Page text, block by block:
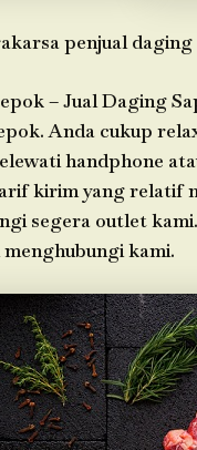
penjual
– Jual Daging
Anda cukup
handphone
kirim yang relatif
segera outlet
kami.